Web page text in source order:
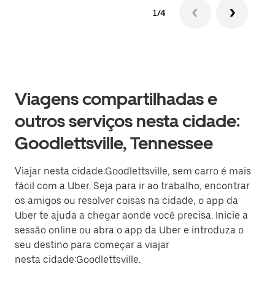
1/4
Viagens compartilhadas e
outros serviços nesta cidade:
Goodlettsville, Tennessee
Viajar nesta cidade:Goodlettsville, sem carro é mais
fácil com a Uber. Seja para ir ao trabalho, encontrar
os amigos ou resolver coisas na cidade, o app da
Uber te ajuda a chegar aonde você precisa. Inicie a
sessão online ou abra o app da Uber e introduza o
seu destino para começar a viajar
nesta cidade:Goodlettsville.